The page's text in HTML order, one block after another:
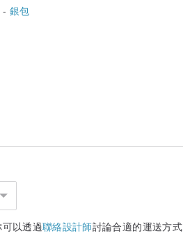
-銀包
以透過聯絡設計師討論合適的運送方式